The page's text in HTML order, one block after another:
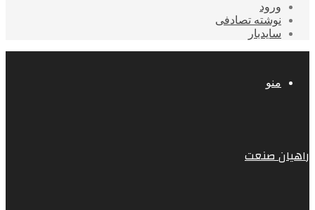
ورود
نوشته تصادفی
سایدبار
منو
راهیان صنعت